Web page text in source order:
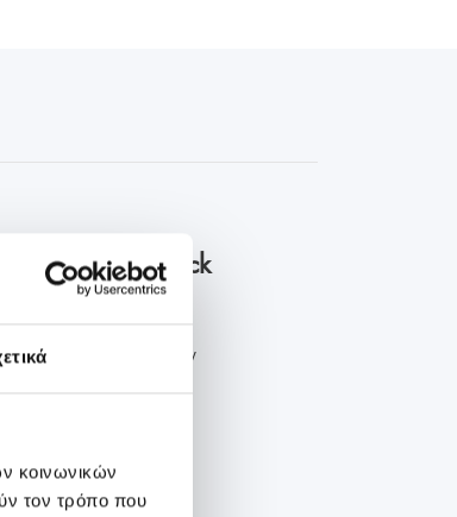
κοινωνικών
τον τρόπο που
πακέτα check
ελέγχου στην